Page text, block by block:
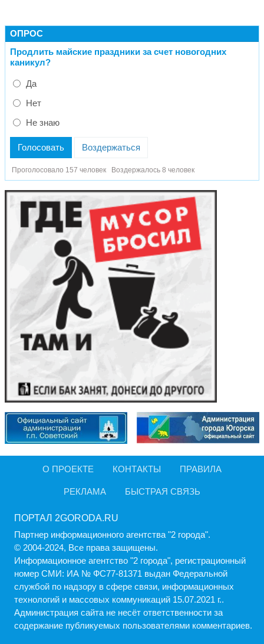
ОПРОС
Продлить майские праздники за счет новогодних
каникул?
Да
Нет
Не знаю
Голосовать Воздержаться
Проголосовало 157 человек Воздержалось 8 человек
О ПРОЕКТЕ КОНТАКТЫ ПРАВИЛА
РЕКЛАМА БЫСТРАЯ СВЯЗЬ
ПОРТАЛ 2GORODA.RU
Партнер информационного агентства "2 города".
© 2004-2024, Все права защищены.
Информационное агентство "2 города", регистрационный
номер СМИ: ИА № ФС77-81371 выдан Федеральной
службой по надзору в сфере связи, информационных
технологий и массовых коммуникаций 15.07.2021 г..
Администрация cайта не несёт ответственности за
содержание публикуемых пользователями комментариев.